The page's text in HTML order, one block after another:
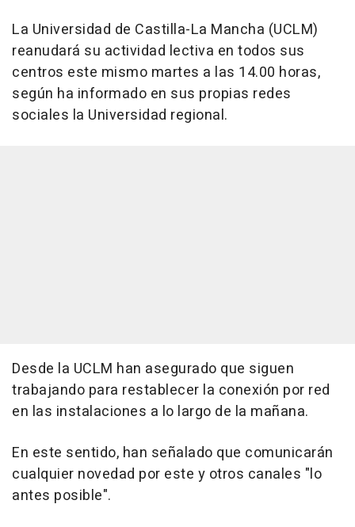
La Universidad de Castilla-La Mancha (UCLM)
reanudará su actividad lectiva en todos sus
centros este mismo martes a las 14.00 horas,
según ha informado en sus propias redes
sociales la Universidad regional.
Desde la UCLM han asegurado que siguen
trabajando para restablecer la conexión por red
en las instalaciones a lo largo de la mañana.
En este sentido, han señalado que comunicarán
cualquier novedad por este y otros canales "lo
antes posible".